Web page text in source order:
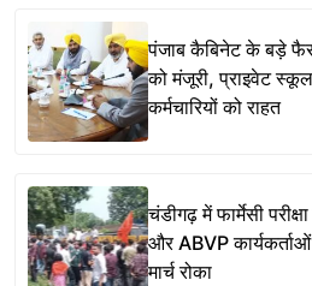
पंजाब कैबिनेट के बड़े
को मंजूरी, प्राइवेट
कर्मचारियों को राहत
चंडीगढ़ में फार्मेसी
और ABVP
मार्च रोका